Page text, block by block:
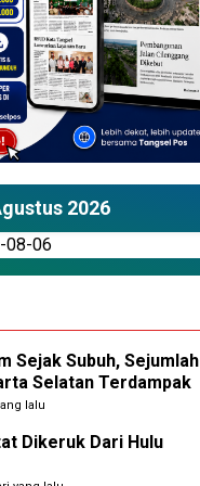
2026
Sejak Subuh, Sejumlah
Selatan Terdampak
lalu
Dikeruk Dari Hulu